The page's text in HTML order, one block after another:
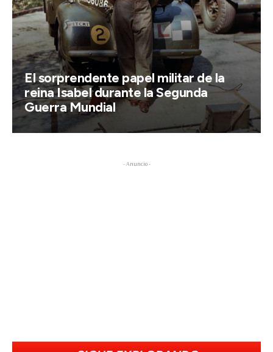
El sorprendente papel militar de la
reina Isabel durante la Segunda
Guerra Mundial
- Anuncio -